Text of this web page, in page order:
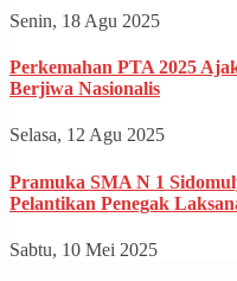
Senin, 18 Agu 2025
Perkemahan PTA 2025
Berjiwa Nasionalis
Selasa, 12 Agu 2025
Pramuka SMA N 1
Pelantikan Penegak
Sabtu, 10 Mei 2025